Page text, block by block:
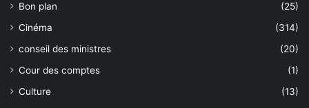
Bon plan
(25)
Cinéma
(314)
conseil des ministres
(20)
Cour des comptes
(1)
Culture
(13)